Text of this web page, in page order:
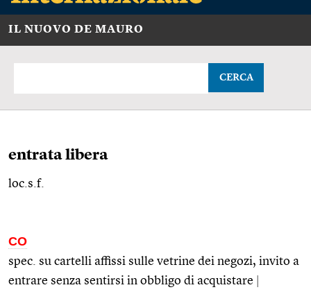
IL NUOVO DE MAURO
CERCA
entrata libera
loc.s.f.
CO
spec. su cartelli affissi sulle vetrine dei negozi, invito a
entrare senza sentirsi in obbligo di acquistare